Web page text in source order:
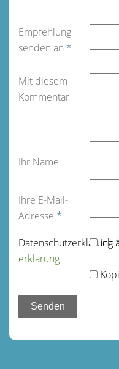
Empfehlung
senden an *
Mit diesem
Kommentar
Ihr Name
Ihre E-Mail-
Adresse *
Datenschutz­erklärung
Ich
erklärung